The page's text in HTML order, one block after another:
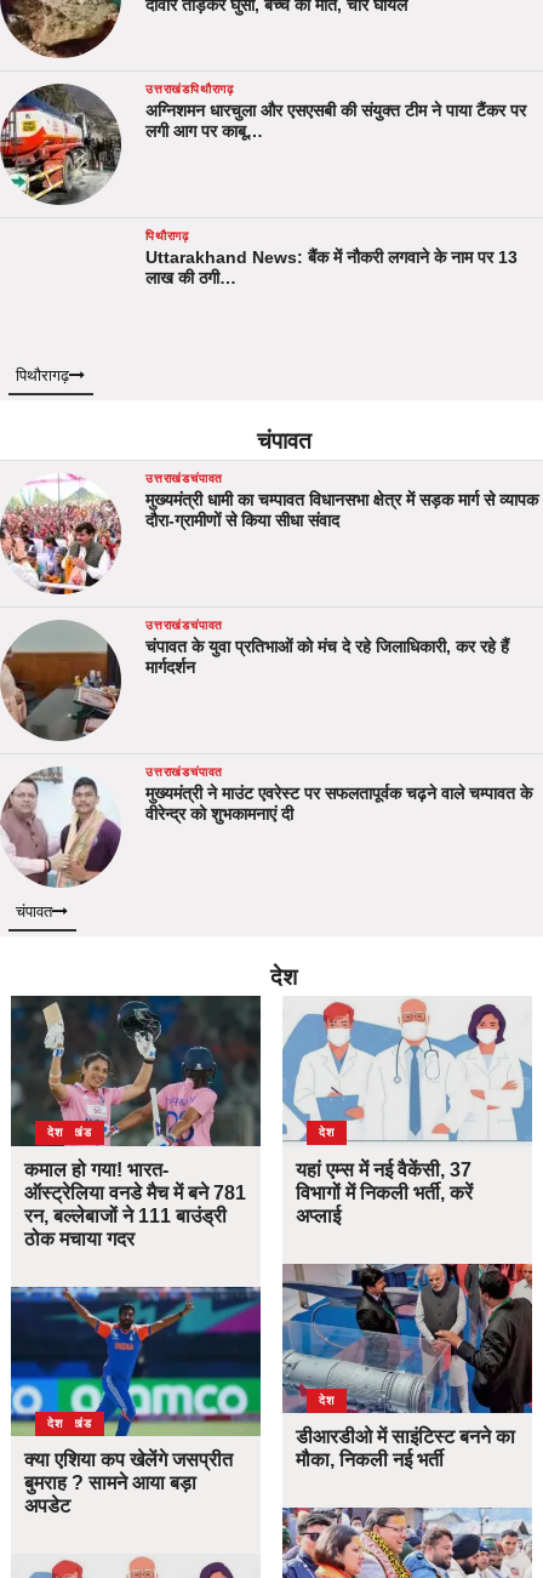
दीवार तोड़कर घुसा, बच्चे की मौत, चार घायल
उत्तराखंडपिथौरागढ़
अग्निशमन धारचुला और एसएसबी की संयुक्त टीम ने पाया टैंकर पर
लगी आग पर काबू…
पिथौरागढ़
Uttarakhand News: बैंक में नौकरी लगवाने के नाम पर 13
लाख की ठगी…
पिथौरागढ़
चंपावत
उत्तराखंडचंपावत
मुख्यमंत्री धामी का चम्पावत विधानसभा क्षेत्र में सड़क मार्ग से व्यापक
दौरा-ग्रामीणों से किया सीधा संवाद
उत्तराखंडचंपावत
चंपावत के युवा प्रतिभाओं को मंच दे रहे जिलाधिकारी, कर रहे हैं
मार्गदर्शन
उत्तराखंडचंपावत
मुख्यमंत्री ने माउंट एवरेस्ट पर सफलतापूर्वक चढ़ने वाले चम्पावत के
वीरेन्द्र को शुभकामनाएं दी
चंपावत
देश
उत्तराखंड
देश
कमाल हो गया! भारत-
ऑस्ट्रेलिया वनडे मैच में बने 781
रन, बल्लेबाजों ने 111 बाउंड्री
ठोक मचाया गदर
उत्तराखंड
देश
क्या एशिया कप खेलेंगे जसप्रीत
बुमराह ? सामने आया बड़ा
अपडेट
देश
यहां एम्स में नई वैकेंसी, 37
विभागों में निकली भर्ती, करें
अप्लाई
देश
डीआरडीओ में साइंटिस्ट बनने का
मौका, निकली नई भर्ती